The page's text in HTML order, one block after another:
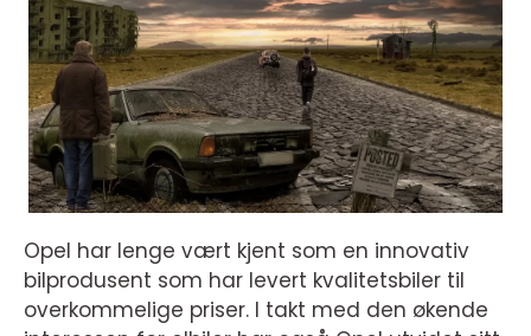
Opel har lenge vært kjent som en innovativ
bilprodusent som har levert kvalitetsbiler til
overkommelige priser. I takt med den økende